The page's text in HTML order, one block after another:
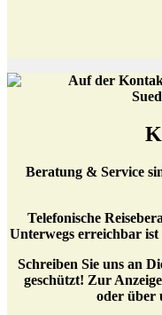
Beratung & Service
Telefonische
Unterwegs erreichbar ist
Schreiben Sie uns an
geschützt! Zur
oder über